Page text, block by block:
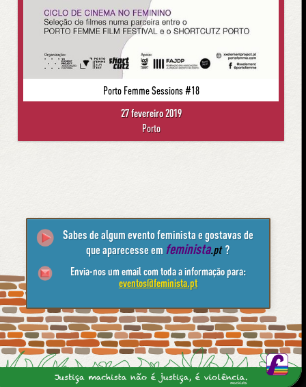
Porto Femme Sessions #18
27 fevereiro 2019
Porto
Sabes de algum evento feminista e gostavas de
que aparecesse em feminista.pt ?
Envia-nos um email com toda a informação para:
eventos@feminista.pt